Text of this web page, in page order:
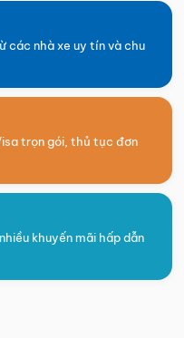
các nhà xe uy tín và chu
trọn gói, thủ tục đơn
khuyến mãi hấp dẫn